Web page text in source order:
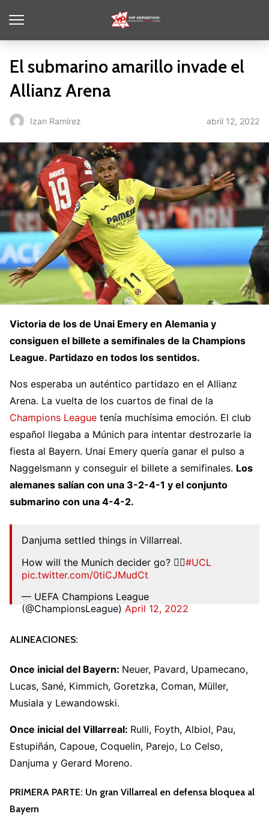
El submarino amarillo invade el
Allianz Arena
Izan Ramírez abril 12, 2022
Victoria de los de Unai Emery en Alemania y
consiguen el billete a semifinales de la Champions
League. Partidazo en todos los sentidos.
Nos esperaba un auténtico partidazo en el Allianz
Arena. La vuelta de los cuartos de final de la
Champions League tenía muchísima emoción. El club
español llegaba a Múnich para intentar destrozarle la
fiesta al Bayern. Unai Emery quería ganar el pulso a
Naggelsmann y conseguir el billete a semifinales. Los
alemanes salían con una 3-2-4-1 y el conjunto
submarino con una 4-4-2.
Danjuma settled things in Villarreal.
How will the Munich decider go? 🤷‍♂️#UCL
pic.twitter.com/0tiCJMudCt
— UEFA Champions League
(@ChampionsLeague) April 12, 2022
ALINEACIONES:
Once inicial del Bayern: Neuer, Pavard, Upamecano,
Lucas, Sané, Kimmich, Goretzka, Coman, Müller,
Musiala y Lewandowski.
Once inicial del Villarreal: Rulli, Foyth, Albiol, Pau,
Estupiñán, Capoue, Coquelin, Parejo, Lo Celso,
Danjuma y Gerard Moreno.
PRIMERA PARTE: Un gran Villarreal en defensa bloquea al
Bayern